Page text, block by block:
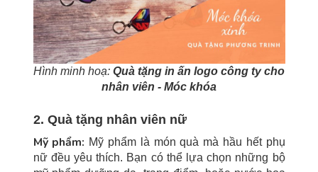
Hình minh hoạ: Quà tặng in ấn logo công ty cho
nhân viên - Móc khóa
2. Quà tặng nhân viên nữ
Mỹ phẩm: Mỹ phẩm là món quà mà hầu hết phụ
nữ đều yêu thích. Bạn có thể lựa chọn những bộ